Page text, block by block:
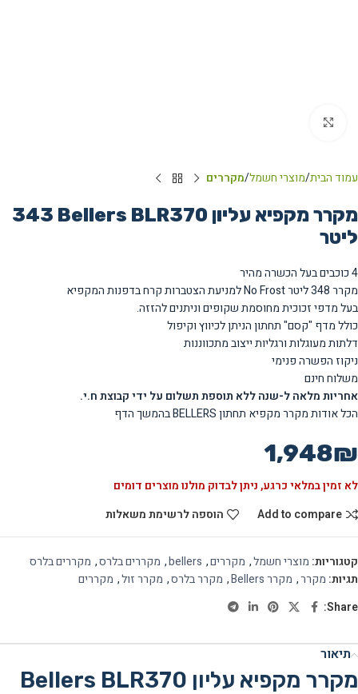
עמוד הבית מוצרי חשמל מקררים
מקרר מקפיא עליון Bellers BLR370 ‏343
‏ליטר
4 כוכבים בעל הכשרה מהיר
מקרר348ליטר No Frost למניעת הצטברות קרח בדפנות המקפיא
בעל מדפי זכוכית מחוסמת שקופים וניתנים להזזה.
כולל מדף "קסם" תחתון הניתן לכיווץ וקיפול
דלתות מעוגלות ורגליות ייצוב מתכווננות
ניקוז הפשרה פנימי
משלוח חינם
אחריות מלאה ל-שנהללא תוספת תשלום על ידי קבוצת ח.י.
הכל אודות מקרר מקפיא תחתון BELLERS בהמשך הדף
1,948₪
לא זמין במלאי כרגע, ניתן לבדוק מולנו מוצרים דומים
Add to compare
הוספה לרשימת משאלות
קטגוריות: מוצרי חשמל, מקררים,
bellers
, מקררים בלרס, מקררים בלרס
תגיות: מקרר, מקרר Bellers , מקרר בלרס, מקרר זול, מקררים
Share:
תיאור
מקרר מקפיא עליון Bellers BLR370